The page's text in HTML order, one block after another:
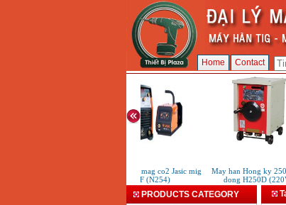
Home Contact
May han mig mag co2 Jasic mig
315F (N254)
May han Hong ky 250A
dong H250D (220V)
PRODUCTS CATEGORY